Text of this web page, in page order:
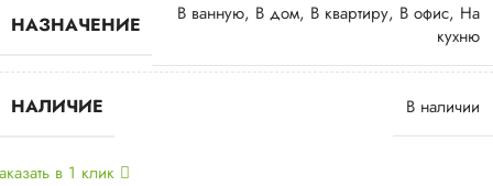
НАЗНАЧЕНИЕ В ванную, В дом, В квартиру, В офис, На
кухню
НАЛИЧИЕ В наличии
в 1 клик